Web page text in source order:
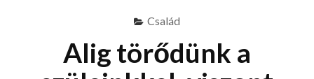
Család
Alig törődünk a